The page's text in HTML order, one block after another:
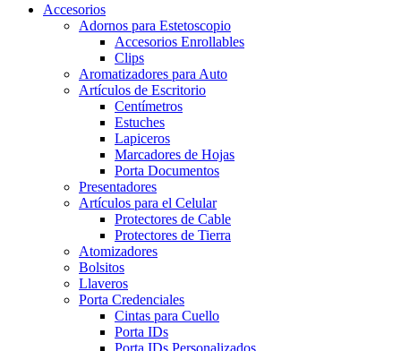
Accesorios
Adornos para Estetoscopio
Accesorios Enrollables
Clips
Aromatizadores para Auto
Artículos de Escritorio
Centímetros
Estuches
Lapiceros
Marcadores de Hojas
Porta Documentos
Presentadores
Artículos para el Celular
Protectores de Cable
Protectores de Tierra
Atomizadores
Bolsitos
Llaveros
Porta Credenciales
Cintas para Cuello
Porta IDs
Porta IDs Personalizados